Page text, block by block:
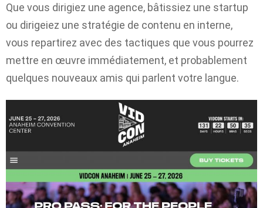
Que vous dirigiez une agence, bâtissiez une startup
ou dirigeiez une stratégie de contenu en interne,
vous repartirez avec des tactiques que vous pourrez
mettre en œuvre immédiatement, et probablement
quelques nouveaux amis qui parlent votre langue.